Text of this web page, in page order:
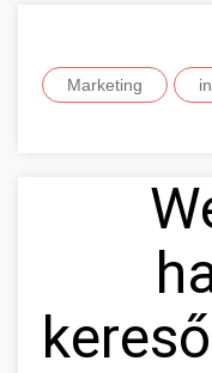
Marketing